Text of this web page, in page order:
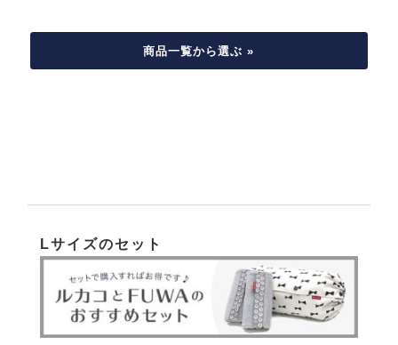
商品一覧から選ぶ »
Lサイズのセット